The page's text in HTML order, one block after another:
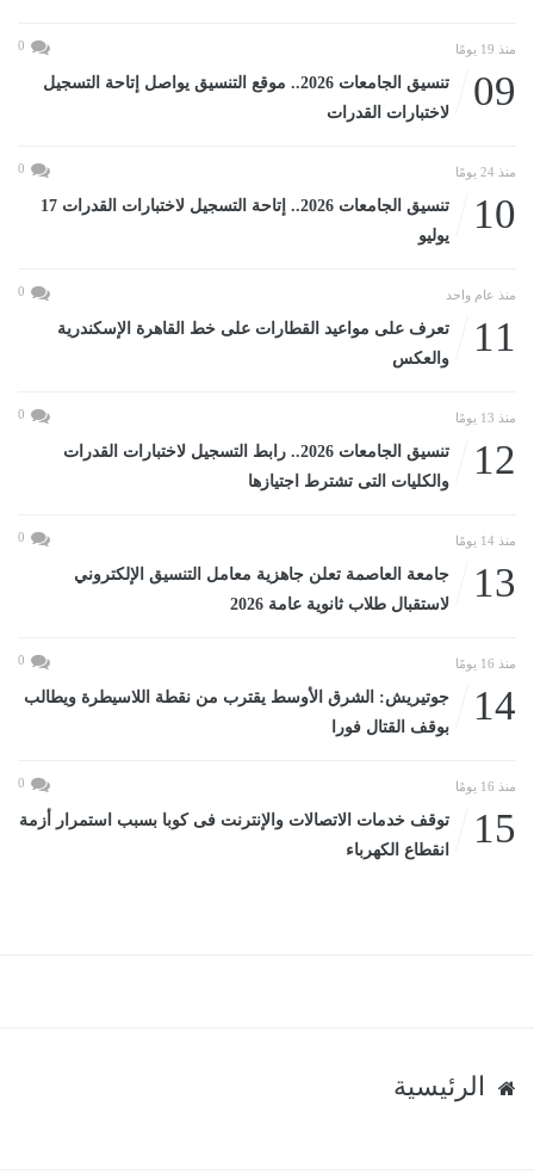
منذ 19 يومًا 0
09
تنسيق الجامعات 2026.. موقع التنسيق يواصل إتاحة التسجيل
لاختبارات القدرات
منذ 24 يومًا 0
10
تنسيق الجامعات 2026.. إتاحة التسجيل لاختبارات القدرات 17
يوليو
منذ عام واحد 0
11
تعرف على مواعيد القطارات على خط القاهرة الإسكندرية
والعكس
منذ 13 يومًا 0
12
تنسيق الجامعات 2026.. رابط التسجيل لاختبارات القدرات
والكليات التى تشترط اجتيازها
منذ 14 يومًا 0
13
جامعة العاصمة تعلن جاهزية معامل التنسيق الإلكتروني
لاستقبال طلاب ثانوية عامة 2026
منذ 16 يومًا 0
14
جوتيريش: الشرق الأوسط يقترب من نقطة اللاسيطرة ويطالب
بوقف القتال فورا
منذ 16 يومًا 0
15
توقف خدمات الاتصالات والإنترنت فى كوبا بسبب استمرار أزمة
انقطاع الكهرباء
الرئيسية